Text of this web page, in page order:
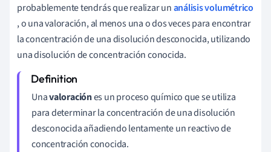
probablemente tendrás que realizar unanálisis volumétrico
, o una valoración, al menos una o dos veces para encontrar
la concentración de una disolución desconocida, utilizando
una disolución de concentración conocida.
Unavaloraciónes un proceso químico que se utiliza
para determinar la concentración de una disolución
desconocida añadiendo lentamente un reactivo de
concentración conocida.